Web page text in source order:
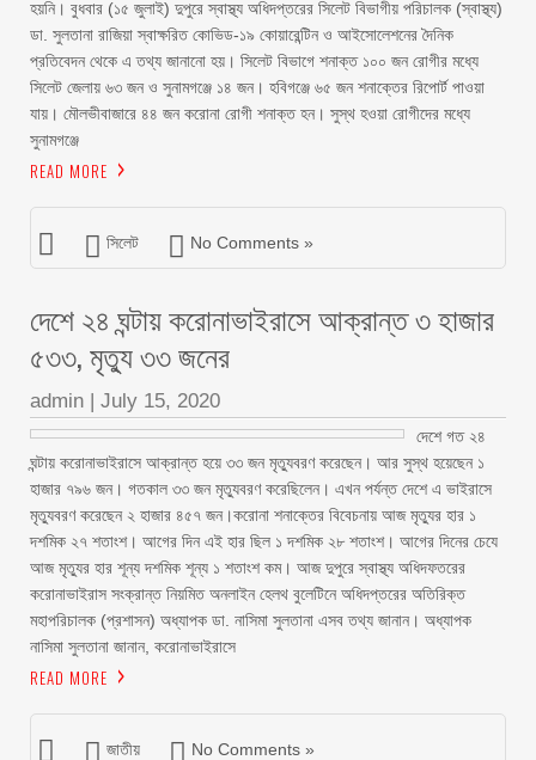
হয়নি। বুধবার (১৫ জুলাই) দুপুরে স্বাস্থ্য অধিদপ্তরের সিলেট বিভাগীয় পরিচালক (স্বাস্থ্য)
ডা. সুলতানা রাজিয়া স্বাক্ষরিত কোভিড-১৯ কোয়ারেন্টিন ও আইসোলেশনের দৈনিক
প্রতিবেদন থেকে এ তথ্য জানানো হয়। সিলেট বিভাগে শনাক্ত ১০০ জন রোগীর মধ্যে
সিলেট জেলায় ৬৩ জন ও সুনামগঞ্জে ১৪ জন। হবিগঞ্জে ৬৫ জন শনাক্তের রিপোর্ট পাওয়া
যায়। মৌলভীবাজারে ৪৪ জন করোনা রোগী শনাক্ত হন। সুস্থ হওয়া রোগীদের মধ্যে
সুনামগঞ্জে
READ MORE
সিলেট No Comments »
দেশে ২৪ ঘন্টায় করোনাভাইরাসে আক্রান্ত ৩ হাজার
৫৩৩, মৃত্যু ৩৩ জনের
admin | July 15, 2020
দেশে গত ২৪
ঘন্টায় করোনাভাইরাসে আক্রান্ত হয়ে ৩৩ জন মৃত্যুবরণ করেছেন। আর সুস্থ হয়েছেন ১
হাজার ৭৯৬ জন। গতকাল ৩৩ জন মৃত্যুবরণ করেছিলেন। এখন পর্যন্ত দেশে এ ভাইরাসে
মৃত্যুবরণ করেছেন ২ হাজার ৪৫৭ জন।করোনা শনাক্তের বিবেচনায় আজ মৃত্যুর হার ১
দশমিক ২৭ শতাংশ। আগের দিন এই হার ছিল ১ দশমিক ২৮ শতাংশ। আগের দিনের চেযে
আজ মৃত্যুর হার শূন্য দশমিক শূন্য ১ শতাংশ কম। আজ দুপুরে স্বাস্থ্য অধিদফতরের
করোনাভাইরাস সংক্রান্ত নিয়মিত অনলাইন হেলথ বুলেটিনে অধিদপ্তরের অতিরিক্ত
মহাপরিচালক (প্রশাসন) অধ্যাপক ডা. নাসিমা সুলতানা এসব তথ্য জানান। অধ্যাপক
নাসিমা সুলতানা জানান, করোনাভাইরাসে
READ MORE
জাতীয় No Comments »